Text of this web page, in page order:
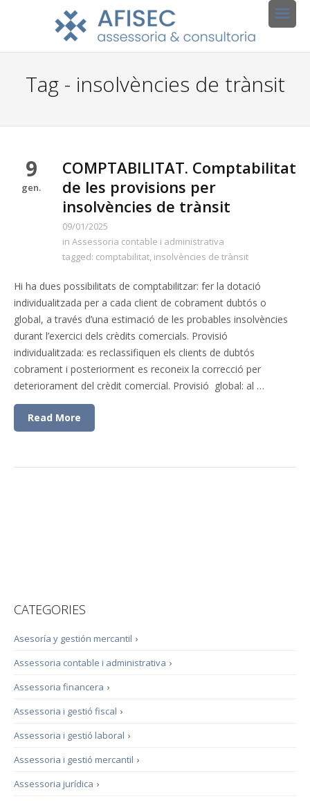
Tag - insolvències de trànsit
9
gen.
COMPTABILITAT. Comptabilitat
de les provisions per
insolvències de trànsit
09/01/2025
in Assessoria contable i administrativa
tagged: comptabilitat, insolvències de trànsit
Hi ha dues possibilitats de comptabilitzar: fer la dotació
individualitzada per a cada client de cobrament dubtós o
global, a través d’una estimació de les probables insolvències
durant l’exercici dels crèdits comercials. Provisió
individualitzada: es reclassifiquen els clients de dubtós
cobrament i posteriorment es reconeix la correcció per
deteriorament del crèdit comercial. Provisió global: al …
Read More
CATEGORIES
›
Asesoría y gestión mercantil
›
Assessoria contable i administrativa
›
Assessoria financera
›
Assessoria i gestió fiscal
›
Assessoria i gestió laboral
›
Assessoria i gestió mercantil
›
Assessoria jurídica